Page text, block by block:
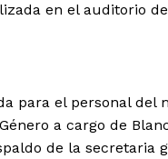
en el auditorio
para el personal del
a cargo de
de la secretaria